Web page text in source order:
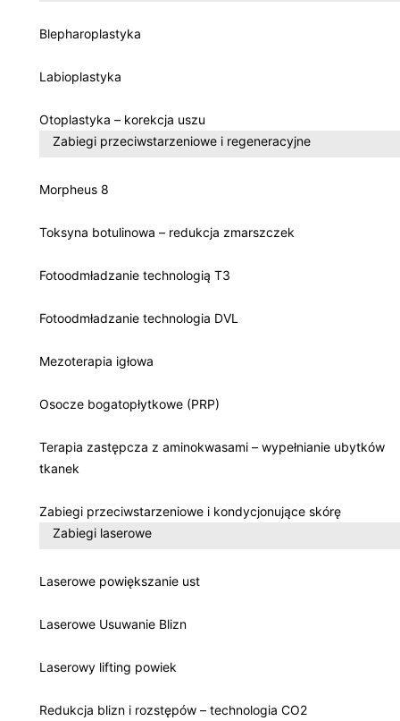
Blepharoplastyka
Labioplastyka
Otoplastyka – korekcja uszu
Zabiegi przeciwstarzeniowe i regeneracyjne
Morpheus 8
Toksyna botulinowa – redukcja zmarszczek
Fotoodmładzanie technologią T3
Fotoodmładzanie technologia DVL
Mezoterapia igłowa
Osocze bogatopłytkowe (PRP)
Terapia zastępcza z aminokwasami – wypełnianie ubytków
tkanek
Zabiegi przeciwstarzeniowe i kondycjonujące skórę
Zabiegi laserowe
Laserowe powiększanie ust
Laserowe Usuwanie Blizn
Laserowy lifting powiek
Redukcja blizn i rozstępów – technologia CO2